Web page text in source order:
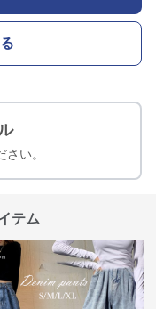
い。
テム